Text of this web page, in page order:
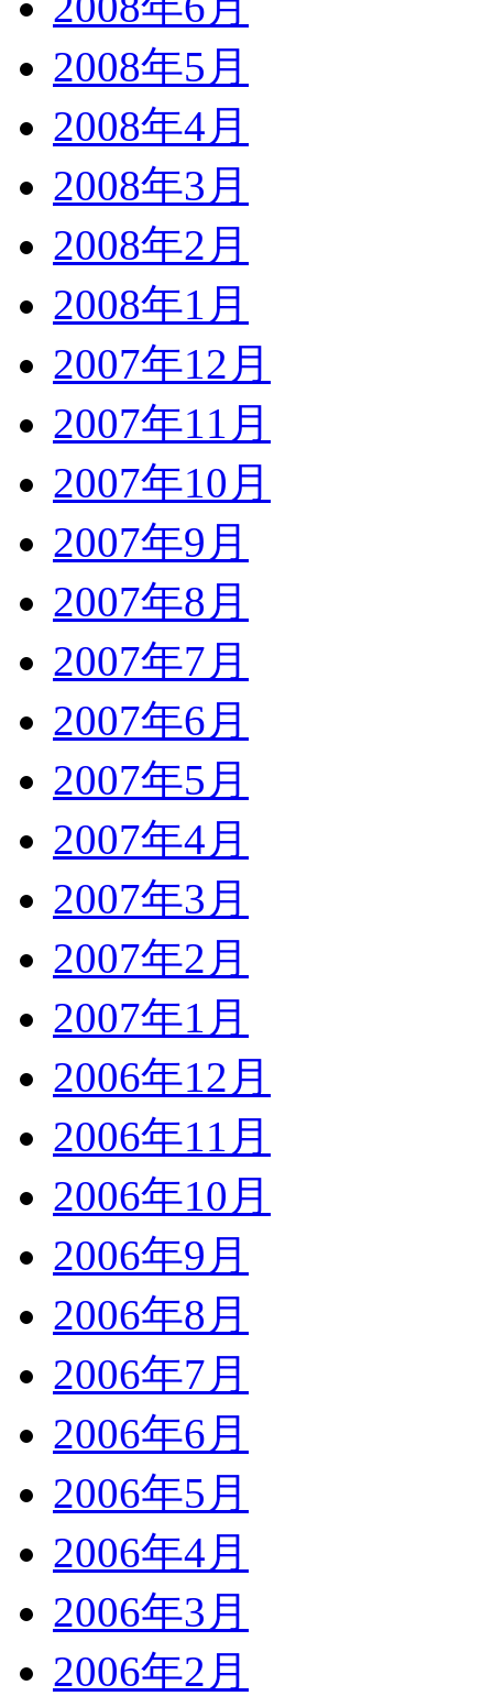
2008年5月
2008年4月
2008年3月
2008年2月
2008年1月
2007年12月
2007年11月
2007年10月
2007年9月
2007年8月
2007年7月
2007年6月
2007年5月
2007年4月
2007年3月
2007年2月
2007年1月
2006年12月
2006年11月
2006年10月
2006年9月
2006年8月
2006年7月
2006年6月
2006年5月
2006年4月
2006年3月
2006年2月